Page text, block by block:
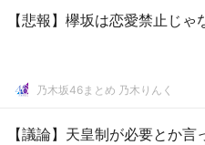
【悲報】欅坂は恋愛禁止じゃ
乃木坂46まとめ 乃木りんく
【議論】天皇制が必要とか